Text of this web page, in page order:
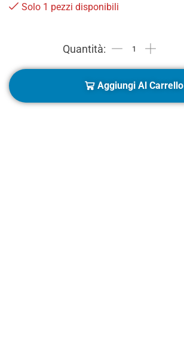
Solo 1 pezzi disponibili
Aggiungi Al Carrello